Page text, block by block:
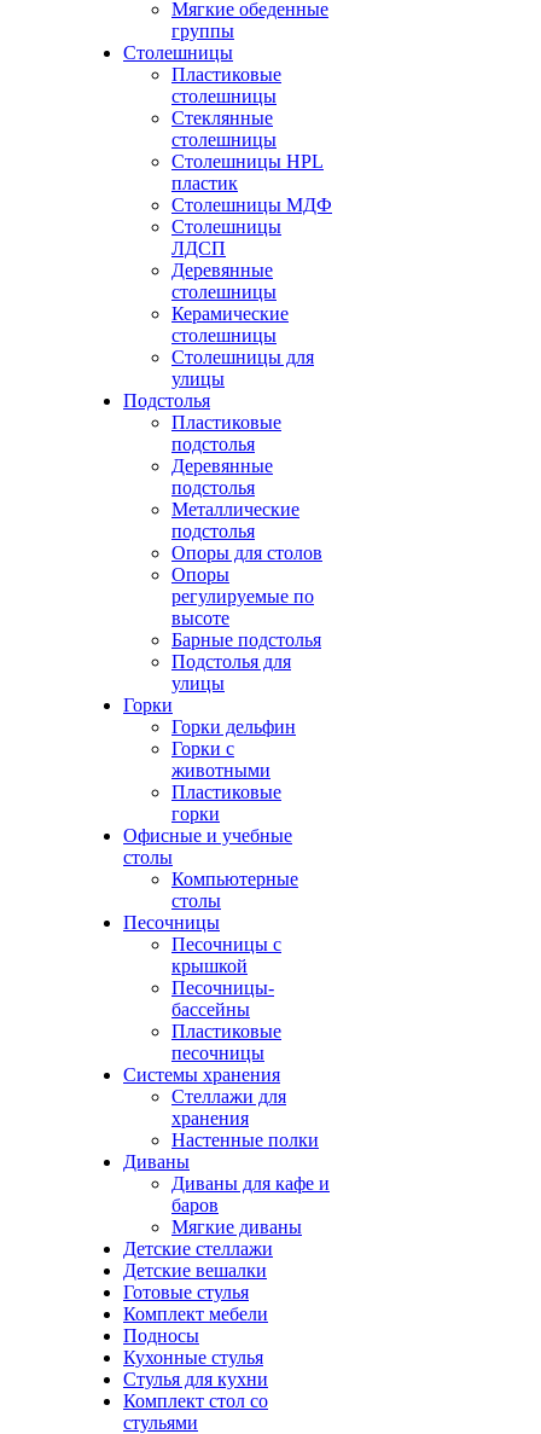
Мягкие обеденные
группы
Столешницы
Пластиковые
столешницы
Стеклянные
столешницы
Столешницы HPL
пластик
Столешницы МДФ
Столешницы
ЛДСП
Деревянные
столешницы
Керамические
столешницы
Столешницы для
улицы
Подстолья
Пластиковые
подстолья
Деревянные
подстолья
Металлические
подстолья
Опоры для столов
Опоры
регулируемые по
высоте
Барные подстолья
Подстолья для
улицы
Горки
Горки дельфин
Горки с
животными
Пластиковые
горки
Офисные и учебные
столы
Компьютерные
столы
Песочницы
Песочницы с
крышкой
Песочницы-
бассейны
Пластиковые
песочницы
Системы хранения
Стеллажи для
хранения
Настенные полки
Диваны
Диваны для кафе и
баров
Мягкие диваны
Детские стеллажи
Детские вешалки
Готовые стулья
Комплект мебели
Подносы
Кухонные стулья
Стулья для кухни
Комплект стол со
стульями